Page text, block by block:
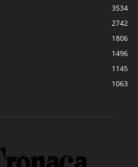
3534
2742
1806
1496
1145
1063